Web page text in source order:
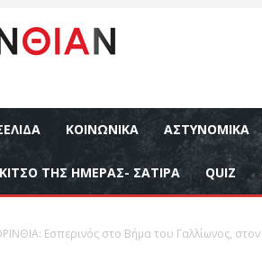
ΚΟΙΝΩΝΙΚΆ ΑΣΤΥΝΟΜΙΚΆ
ΤΗΣ ΗΜΕΡΑΣ- ΣΑΤΙΡΑ QUIZ
Εσπερινός στο Βήμα του Γαλλίωνος,